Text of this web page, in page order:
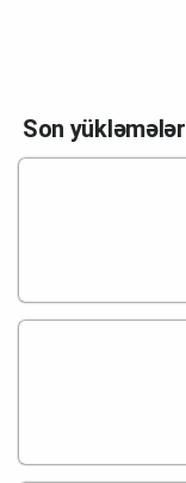
Son yükləmələr